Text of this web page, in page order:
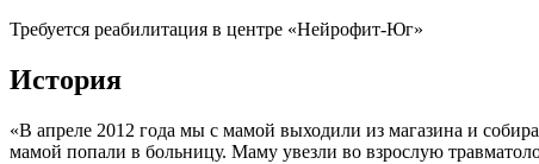
Требуется реабилитация в центре «Нейрофит-Юг»
История
«В апреле 2012 года мы с мамой выходили из магазина и
мамой попали в больницу. Маму увезли во взрослую